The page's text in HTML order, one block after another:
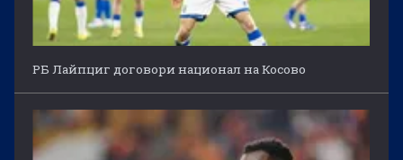
РБ Лайпциг договори национал на Косово